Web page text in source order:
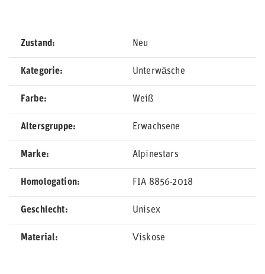
Zustand Neu
Kategorie Unterwäsche
Farbe Weiß
Altersgruppe Erwachsene
Marke Alpinestars
Homologation FIA 8856-2018
Geschlecht Unisex
Material Viskose